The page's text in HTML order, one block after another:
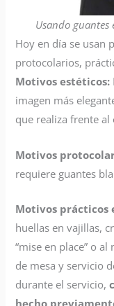
Usando
Hoy en día se usan
protocolarios,
Motivos estéticos:
imagen más
que realiza frente al
Motivos
requiere guantes
Motivos prácticos
huellas en vajillas,
“mise en place” o
de mesa y servicio
durante el servicio,